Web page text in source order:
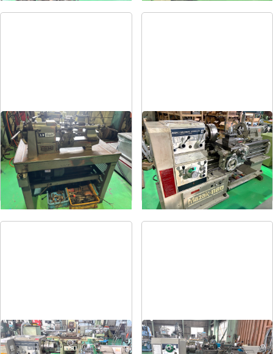
卓上旋盤
メーカー エグロ
形 式LB8-4B
式1973
6尺旋盤
メーカー マザック
形 式MK-860S
年 式1989
6尺旋盤 7尺旋盤